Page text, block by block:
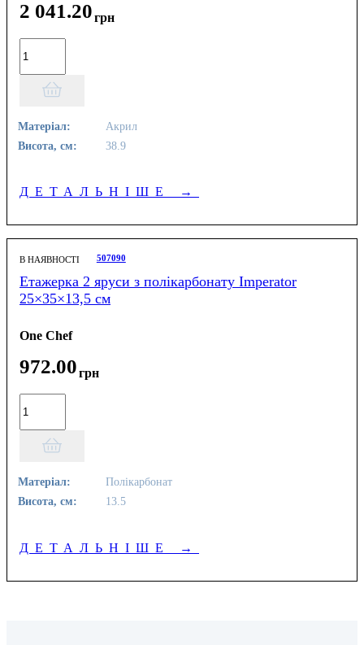
2 041.20грн
Матеріал:
Акрил
Висота, см:
38.9
ДЕТАЛЬНІШЕ →
В НАЯВНОСТІ 507090
Етажерка 2 яруси з полікарбонату Imperator
25×35×13,5 см
One Chef
972.00грн
Матеріал:
Полікарбонат
Висота, см:
13.5
ДЕТАЛЬНІШЕ →